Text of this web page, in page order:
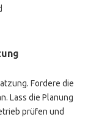
Fordere die
Lass die Planung
prüfen und